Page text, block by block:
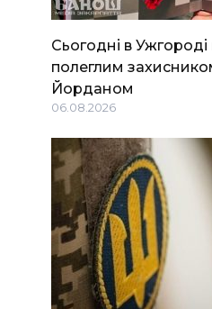
Сьогодні в
полеглим
Йорданом
06.08.2026